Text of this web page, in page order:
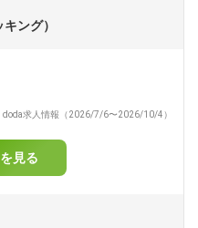
ング）
doda求人情報（2026/7/6〜2026/10/4）
見る